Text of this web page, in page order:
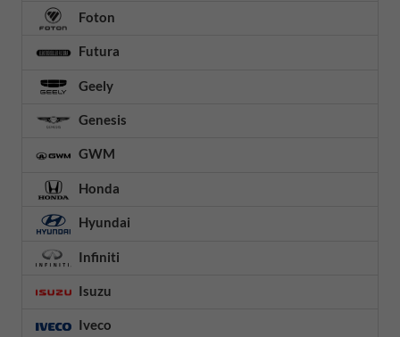
Foton
Futura
Geely
Genesis
GWM
Honda
Hyundai
Infiniti
Isuzu
Iveco